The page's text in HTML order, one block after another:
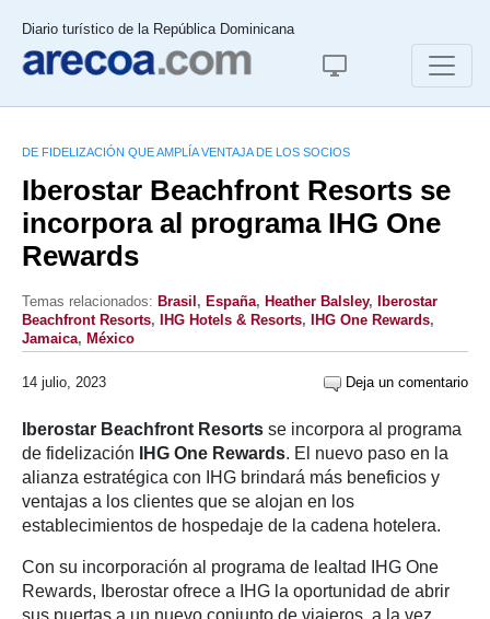
Diario turístico de la República Dominicana
DE FIDELIZACIÓN QUE AMPLÍA VENTAJA DE LOS SOCIOS
Iberostar Beachfront Resorts se
incorpora al programa IHG One
Rewards
Temas relacionados: Brasil , España, Heather Balsley,
Iberostar
Beachfront Resorts, IHG Hotels & Resorts, IHG One Rewards,
Jamaica, México
14 julio, 2023 Deja un comentario
Iberostar Beachfront Resorts se incorpora al programa
de fidelización
IHG One Rewards. El nuevo paso en la
alianza estratégica con IHG brindará más beneficios y
ventajas a los clientes que se alojan en los
establecimientos de hospedaje de la cadena hotelera.
Con su incorporación al programa de lealtad IHG One
Rewards, Iberostar ofrece a IHG la oportunidad de abrir
sus puertas a un nuevo conjunto de viajeros, a la vez